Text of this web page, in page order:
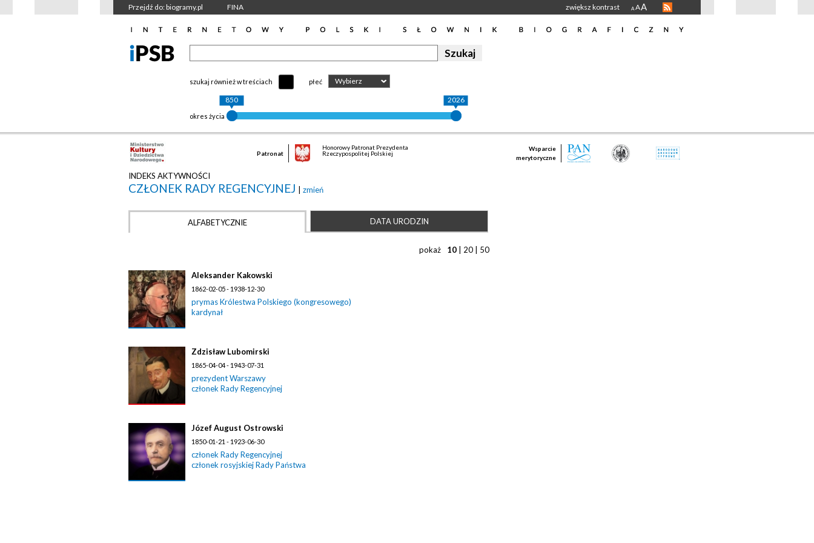
Przejdź do: biogramy.pl FINA zwiększ kontrast A AA
szukaj również w treściach płeć Wybierz
okres życia
850 2026
Patronat
Honorowy Patronat Prezydenta
Rzeczypospolitej Polskiej
Wsparcie
merytoryczne
INDEKS AKTYWNOŚCI
CZŁONEK RADY REGENCYJNEJ zmień
ALFABETYCZNIE DATA URODZIN
pokaż 10 20 50
Aleksander Kakowski
1862-02-05 - 1938-12-30
prymas Królestwa Polskiego (kongresowego)
kardynał
Zdzisław Lubomirski
1865-04-04 - 1943-07-31
prezydent Warszawy
członek Rady Regencyjnej
Józef August Ostrowski
1850-01-21 - 1923-06-30
członek Rady Regencyjnej
członek rosyjskiej Rady Państwa